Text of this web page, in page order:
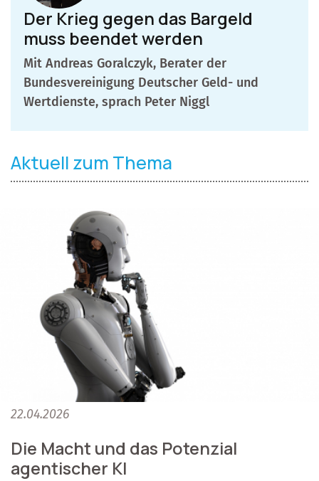
Der Krieg gegen das Bargeld
muss beendet werden
Mit Andreas Goralczyk, Berater der
Bundesvereinigung Deutscher Geld- und
Wertdienste, sprach Peter Niggl
Aktuell zum Thema
22.04.2026
Die Macht und das Potenzial
agentischer KI